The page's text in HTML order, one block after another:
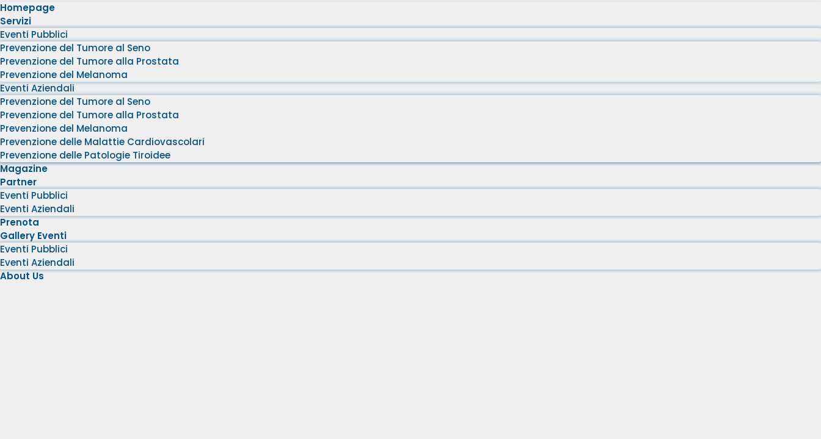
Homepage
Servizi
Eventi Pubblici
Prevenzione del Tumore al Seno
Prevenzione del Tumore alla Prostata
Prevenzione del Melanoma
Eventi Aziendali
Prevenzione del Tumore al Seno
Prevenzione del Tumore alla Prostata
Prevenzione del Melanoma
Prevenzione delle Malattie Cardiovascolari
Prevenzione delle Patologie Tiroidee
Magazine
Partner
Eventi Pubblici
Eventi Aziendali
Prenota
Gallery Eventi
Eventi Pubblici
Eventi Aziendali
About Us